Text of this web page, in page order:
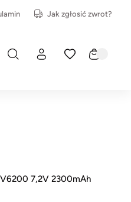
Jak zgłosić zwrot?
7,2V 2300mAh